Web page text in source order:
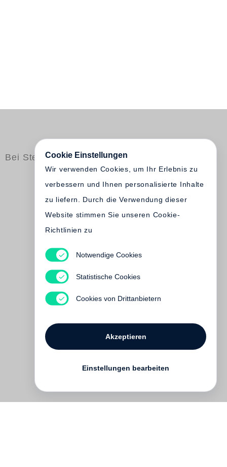
Bei Steidl erschienen
From Craft to Art
Cookie Einstellungen
Wir verwenden Cookies, um Ihr Erlebnis zu
verbessern und Ihnen personalisierte Inhalte
zu liefern. Durch die Verwendung dieser
Website stimmen Sie unseren Cookie-
Richtlinien zu
Notwendige Cookies
Statistische Cookies
Cookies von Drittanbietern
Akzeptieren
Einstellungen bearbeiten